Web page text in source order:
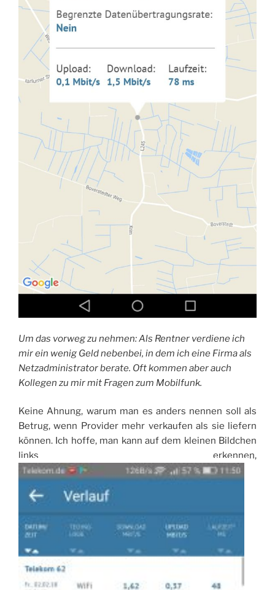
Um das vorweg zu nehmen: Als Rentner verdiene ich
mir ein wenig Geld nebenbei, in dem ich eine Firma als
Netzadministrator berate. Oft kommen aber auch
Kollegen zu mir mit Fragen zum Mobilfunk.
Keine Ahnung, warum man es anders nennen soll als
Betrug, wenn Provider mehr verkaufen als sie liefern
können. Ich hoffe, man kann auf dem kleinen Bildchen
links erkennen,